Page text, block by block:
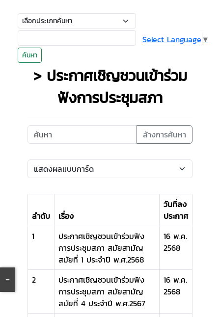
ค้นหา
Select Language ▼
> ประกาศเชิญชวนเข้าร่วม
ฟังการประชุมสภา
ล้างการค้นหา
ลำดับ เรื่อง
วันที่ลง
ประกาศ
1
ประกาศเชิญชวนเข้าร่วมฟัง
การประชุมสภา สมัยสามัญ
สมัยที่ 1 ประจำปี พ.ศ.2568
16 พ.ค.
2568
2
ประกาศเชิญชวนเข้าร่วมฟัง
การประชุมสภา สมัยสามัญ
สมัยที่ 4 ประจำปี พ.ศ.2567
16 พ.ค.
2568